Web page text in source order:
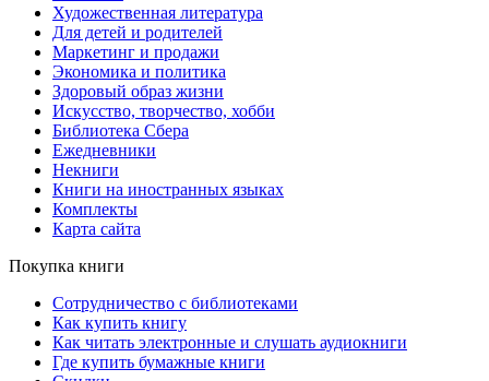
Художественная литература
Для детей и родителей
Маркетинг и продажи
Экономика и политика
Здоровый образ жизни
Искусство, творчество, хобби
Библиотека Сбера
Ежедневники
Некниги
Книги на иностранных языках
Комплекты
Карта сайта
Покупка книги
Сотрудничество с библиотеками
Как купить книгу
Как читать электронные и слушать аудиокниги
Где купить бумажные книги